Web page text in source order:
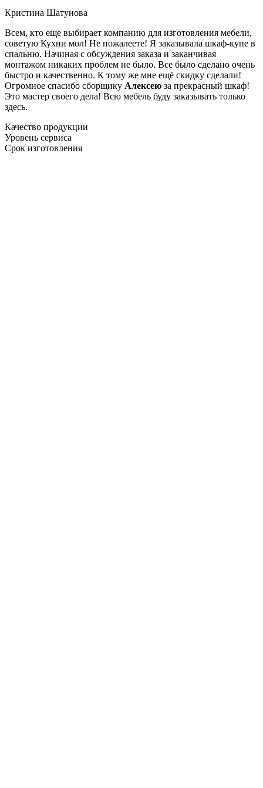
Кристина Шатунова
Всем, кто еще выбирает компанию для изготовления мебели,
советую Кухни мол! Не пожалеете! Я заказывала шкаф-купе в
спальню. Начиная с обсуждения заказа и заканчивая
монтажом никаких проблем не было. Все было сделано очень
быстро и качественно. К тому же мне ещё скидку сделали!
Огромное спасибо сборщику Алексею за прекрасный шкаф!
Это мастер своего дела! Всю мебель буду заказывать только
здесь.
Качество продукции
Уровень сервиса
Срок изготовления